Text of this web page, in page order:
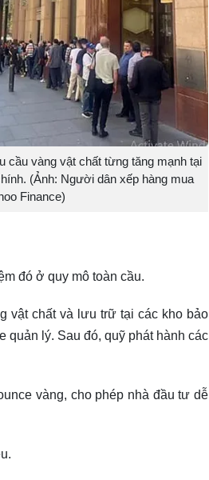
cầu vàng vật chất từng tăng mạnh tại
(Ảnh: Người dân xếp hàng mua
Finance)
đó ở quy mô toàn cầu.
vật chất và lưu trữ tại các kho bảo
quản lý. Sau đó, quỹ phát hành các
vàng, cho phép nhà đầu tư dễ